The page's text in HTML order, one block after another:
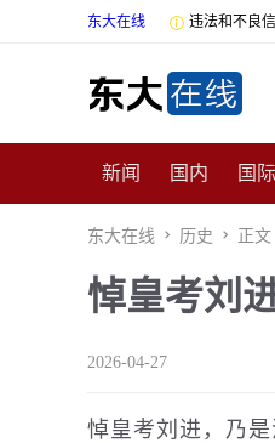
东大在线  违法和不良
新闻 国内 国际
数码 民俗 招商
非遗 公益 娱乐
东大在线  历史  正文
悼皇考刘
2026-04-27
悼皇考刘进，乃